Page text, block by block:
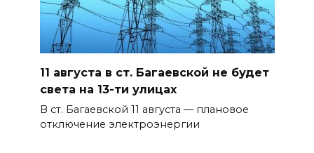
11 августа в ст. Багаевской не будет
света на 13-ти улицах
В ст. Багаевской 11 августа — плановое
отключение электроэнергии